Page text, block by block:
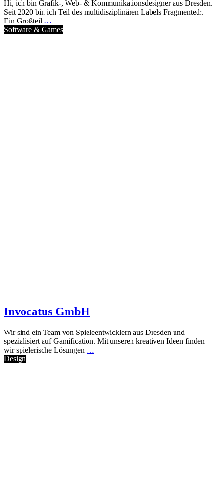
Hi, ich bin Grafik-, Web- & Kommunikationsdesigner aus Dresden.
Seit 2020 bin ich Teil des multidisziplinären Labels Fragmented:.
Ein Großteil …
Software & Games
Invocatus GmbH
Wir sind ein Team von Spieleentwicklern aus Dresden und
spezialisiert auf Gamification. Mit unseren kreativen Ideen finden
wir spielerische Lösungen …
Design